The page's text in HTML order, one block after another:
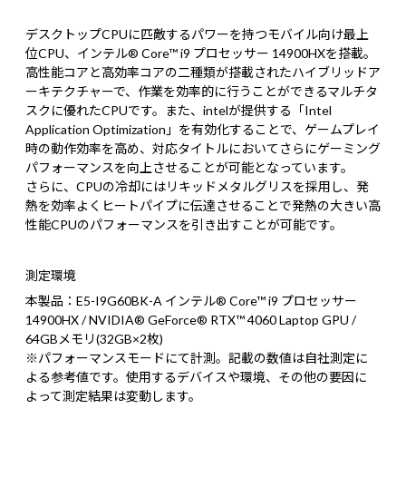
デスクトップCPUに匹敵するパワーを持つモバイル向け最上
位CPU、インテル® Core™ i9 プロセッサー 14900HXを搭載。
高性能コアと高効率コアの二種類が搭載されたハイブリッドア
ーキテクチャーで、作業を効率的に行うことができるマルチタ
スクに優れたCPUです。また、intelが提供する「Intel
Application Optimization」を有効化することで、ゲームプレイ
時の動作効率を高め、対応タイトルにおいてさらにゲーミング
パフォーマンスを向上させることが可能となっています。
さらに、CPUの冷却にはリキッドメタルグリスを採用し、発
熱を効率よくヒートパイプに伝達させることで発熱の大きい高
性能CPUのパフォーマンスを引き出すことが可能です。
測定環境
本製品：E5-I9G60BK-A インテル® Core™ i9 プロセッサー
14900HX / NVIDIA® GeForce® RTX™ 4060 Laptop GPU /
64GBメモリ(32GB×2枚)
※パフォーマンスモードにて計測。記載の数値は自社測定に
よる参考値です。使用するデバイスや環境、その他の要因に
よって測定結果は変動します。